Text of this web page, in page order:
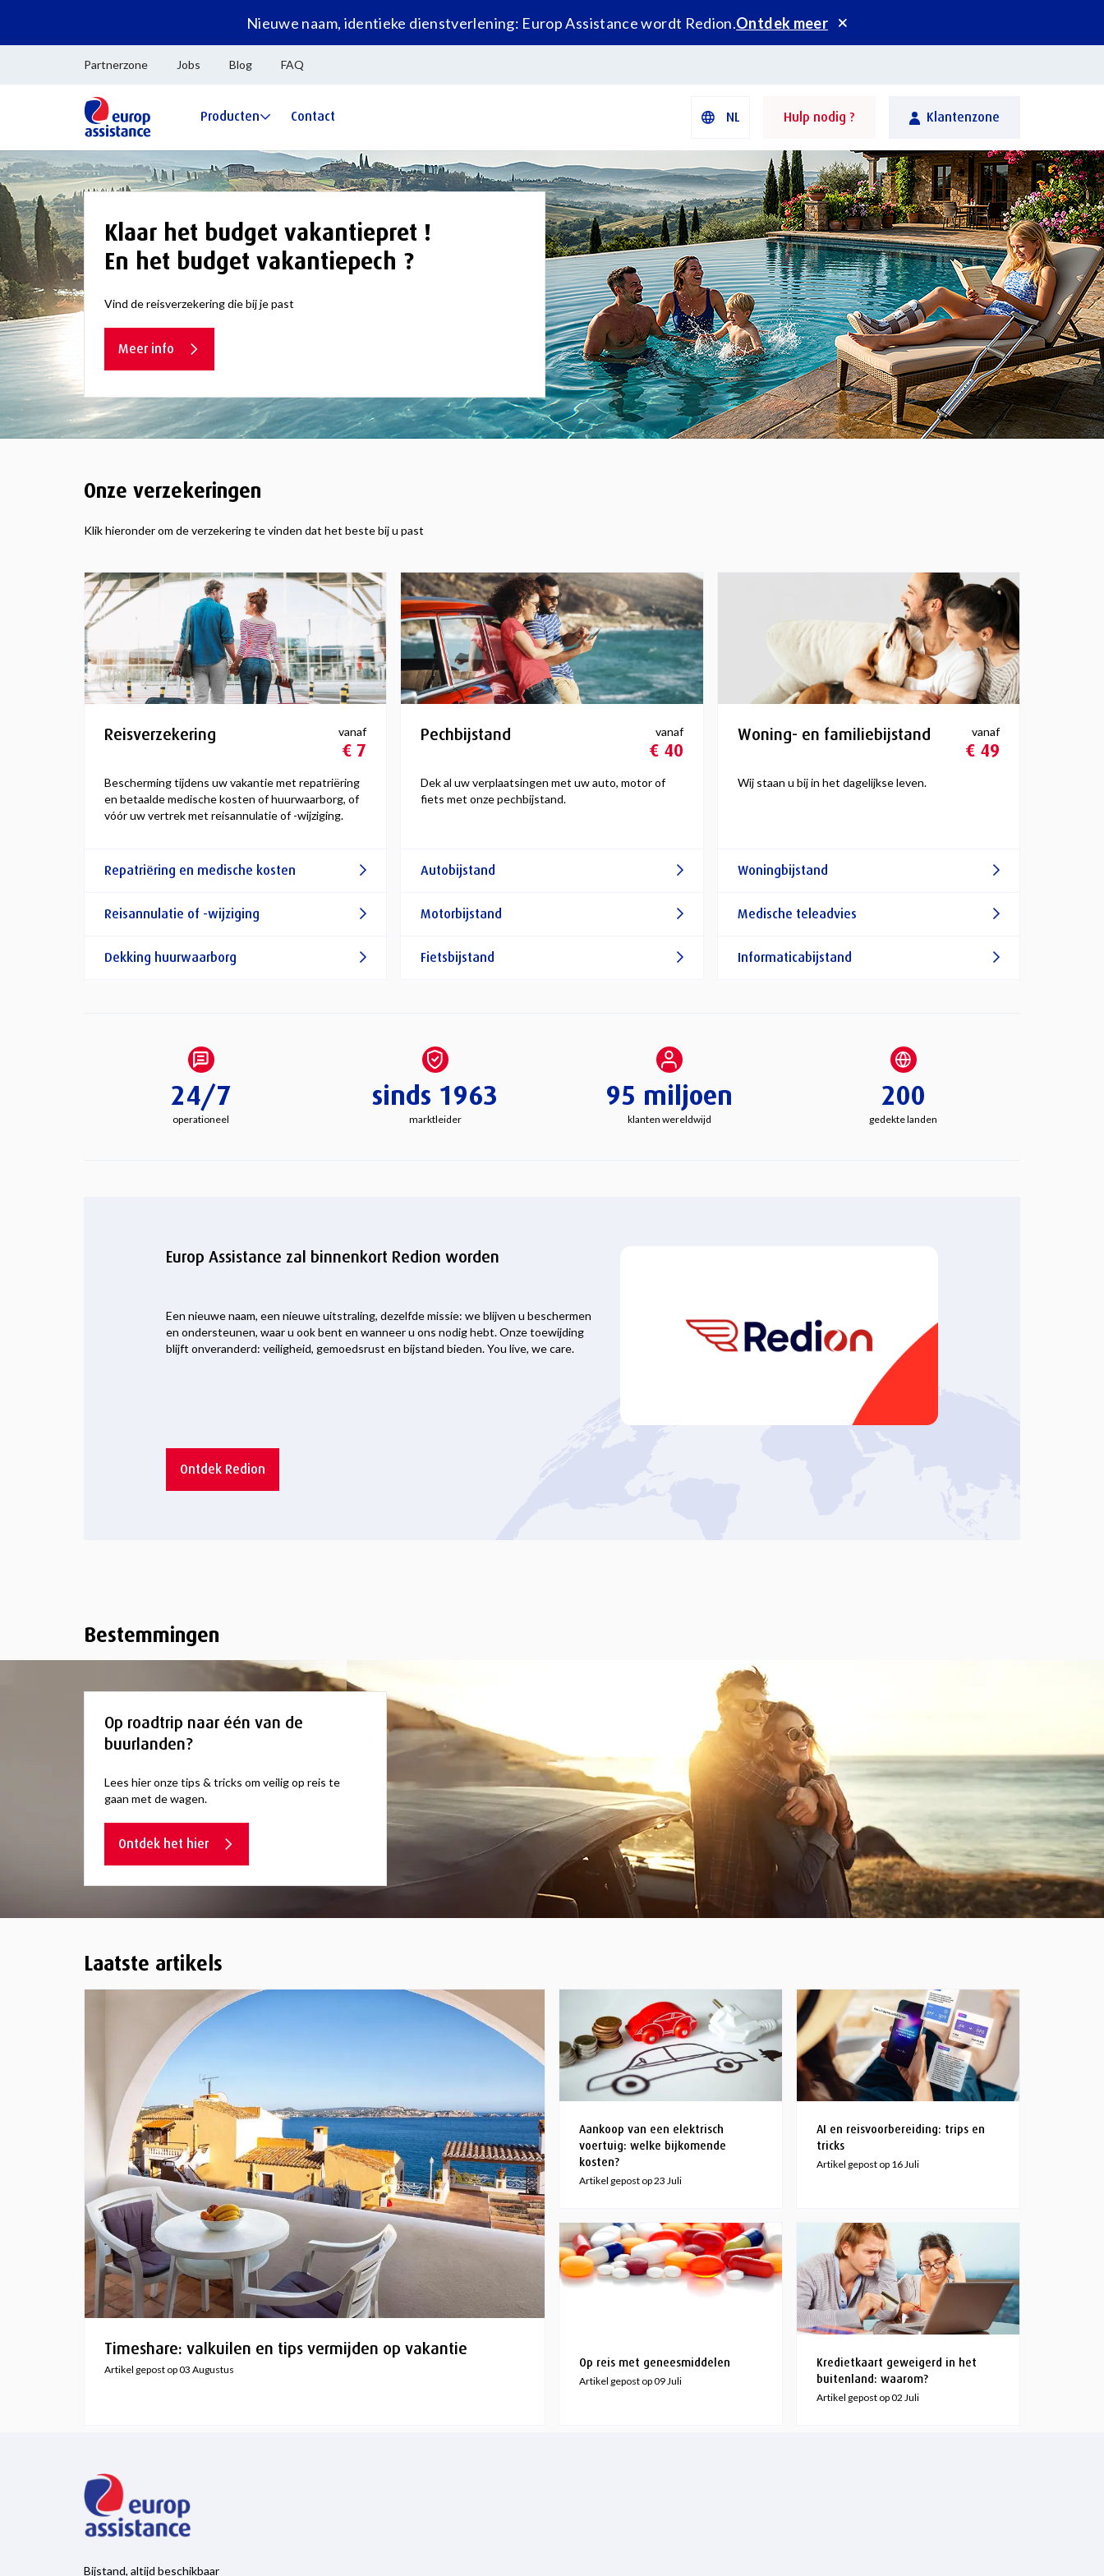
Nieuwe naam, identieke dienstverlening: Europ Assistance wordt Redion.Ontdek meer
Partnerzone Jobs Blog FAQ
Producten Contact NL Hulp nodig ? Klantenzone
Klaar het budget vakantiepret !​
En het budget vakantiepech ?
Vind de reisverzekering die bij je past
Meer info
Onze verzekeringen
Klik hieronder om de verzekering te vinden dat het beste bij u past
Reisverzekering vanaf
€ 7
Bescherming tijdens uw vakantie met repatriëring
en betaalde medische kosten of huurwaarborg, of
vóór uw vertrek met reisannulatie of -wijziging.
Repatriëring en medische kosten
Reisannulatie of -wijziging
Dekking huurwaarborg
Pechbijstand vanaf
€ 40
Dek al uw verplaatsingen met uw auto, motor of
fiets met onze pechbijstand.
Autobijstand
Motorbijstand
Fietsbijstand
Woning- en familiebijstand vanaf
€ 49
Wij staan u bij in het dagelijkse leven.
Woningbijstand
Medische teleadvies
Informaticabijstand
24/7
operationeel
sinds 1963
marktleider
95 miljoen
klanten wereldwijd
200
gedekte landen
Europ Assistance zal binnenkort Redion worden
Een nieuwe naam, een nieuwe uitstraling, dezelfde missie: we blijven u beschermen
en ondersteunen, waar u ook bent en wanneer u ons nodig hebt. Onze toewijding
blijft onveranderd: veiligheid, gemoedsrust en bijstand bieden. You live, we care.
Ontdek Redion
Bestemmingen
Op roadtrip naar één van de
buurlanden?
Lees hier onze tips & tricks om veilig op reis te
gaan met de wagen.
Ontdek het hier
Laatste artikels
Timeshare: valkuilen en tips vermijden op vakantie
Artikel gepost op 03 Augustus
Aankoop van een elektrisch
voertuig: welke bijkomende
kosten?
Artikel gepost op 23 Juli
AI en reisvoorbereiding: trips en
tricks
Artikel gepost op 16 Juli
Op reis met geneesmiddelen
Artikel gepost op 09 Juli
Kredietkaart geweigerd in het
buitenland: waarom?
Artikel gepost op 02 Juli
Bijstand, altijd beschikbaar